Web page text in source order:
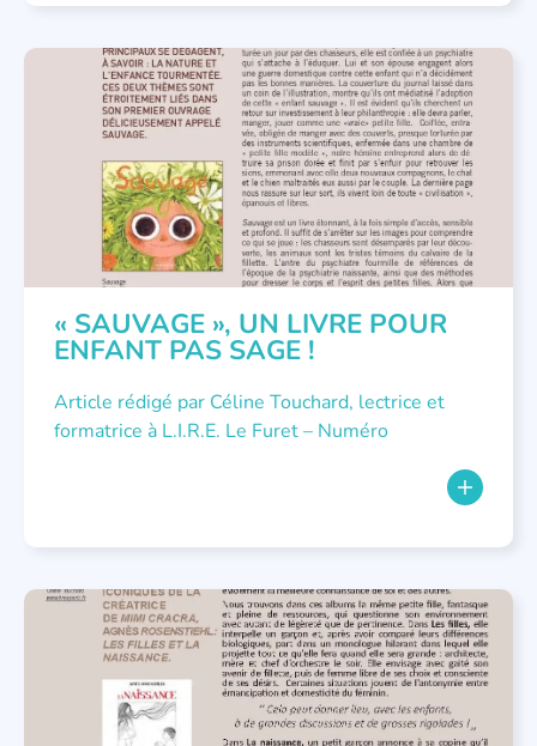
LITTÉRATURE JEUNESSE NOUS AVONS PUBLIÉ
« SAUVAGE », UN LIVRE POUR
ENFANT PAS SAGE !
Article rédigé par Céline Touchard, lectrice et
formatrice à L.I.R.E. Le Furet – Numéro
LITTÉRATURE JEUNESSE , NOUS AVONS PUBLIÉ